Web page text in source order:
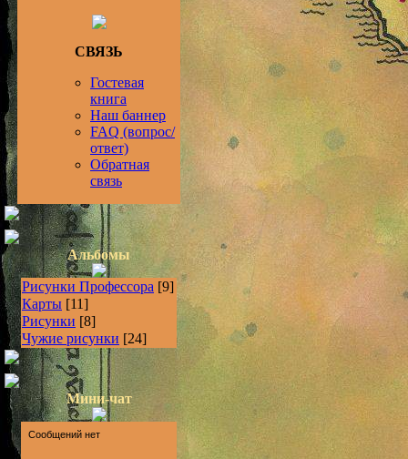
СВЯЗЬ
Гостевая
книга
Наш баннер
FAQ (вопрос/
ответ)
Обратная
связь
Альбомы
Рисунки Профессора [9]
Карты [11]
Рисунки [8]
Чужие рисунки [24]
Мини-чат